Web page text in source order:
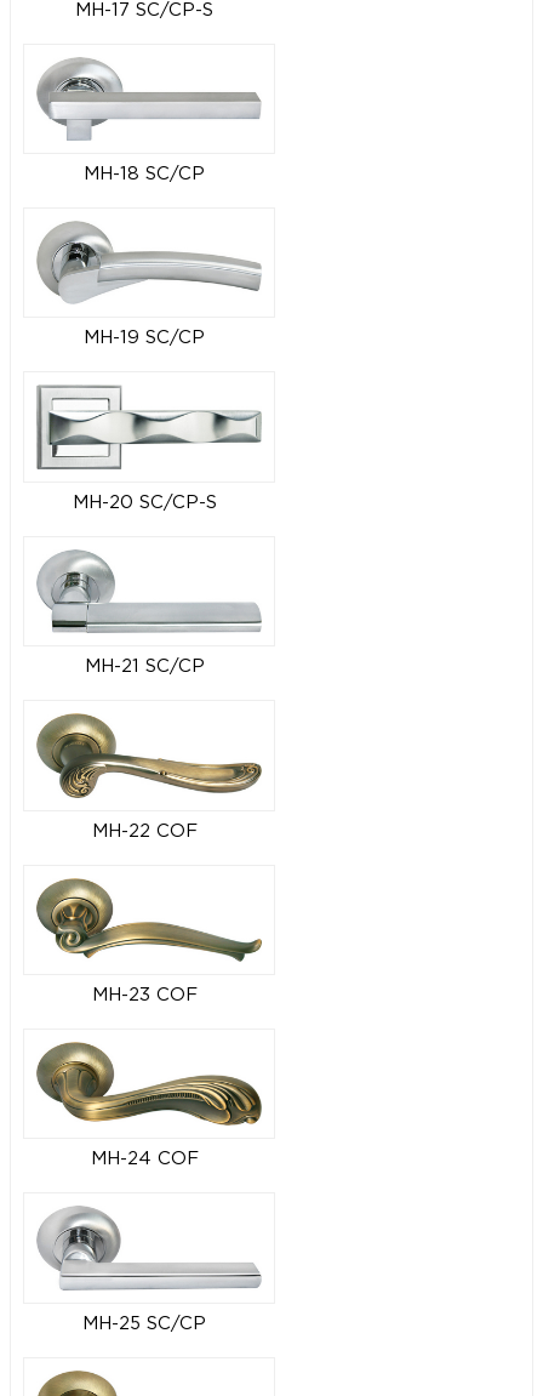
MH-17 SC/CP-S
MH-18 SC/CP
MH-19 SC/CP
MH-20 SC/CP-S
MH-21 SC/CP
MH-22 COF
MH-23 COF
MH-24 COF
MH-25 SC/CP